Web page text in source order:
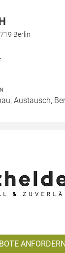
Berlin
Austausch,
ANFORDERN